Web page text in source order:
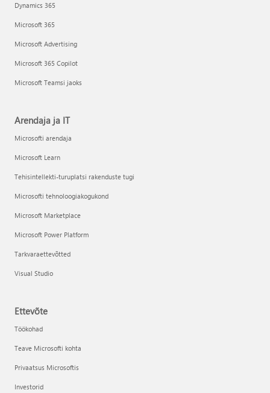
Dynamics 365
Microsoft 365
Microsoft Advertising
Microsoft 365 Copilot
Microsoft Teamsi jaoks
Arendaja ja IT
Microsofti arendaja
Microsoft Learn
Tehisintellekti-turuplatsi rakenduste tugi
Microsofti tehnoloogiakogukond
Microsoft Marketplace
Microsoft Power Platform
Tarkvaraettevõtted
Visual Studio
Ettevõte
Töökohad
Teave Microsofti kohta
Privaatsus Microsoftis
Investorid